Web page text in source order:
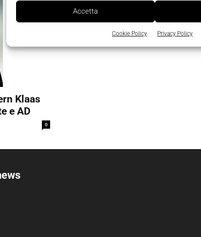
Accetta
Cookie Policy Privacy Policy
Klaas
e AD
0